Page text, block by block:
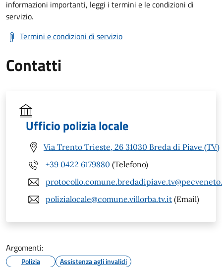
informazioni importanti, leggi i termini e le condizioni di
servizio.
Termini e condizioni di servizio
Contatti
Ufficio polizia locale
Via Trento Trieste, 26 31030 Breda di Piave (TV)
+39 0422 6179880 (Telefono)
polizialocale@comune.villorba.tv.it (Email)
Argomenti:
Polizia Assistenza agli invalidi